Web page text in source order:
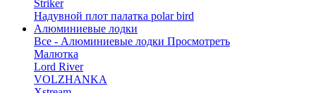
Striker
Надувной плот палатка polar bird
Алюминиевые лодки
Все - Алюминиевые лодки Просмотреть
Малютка
Lord River
VOLZHANKA